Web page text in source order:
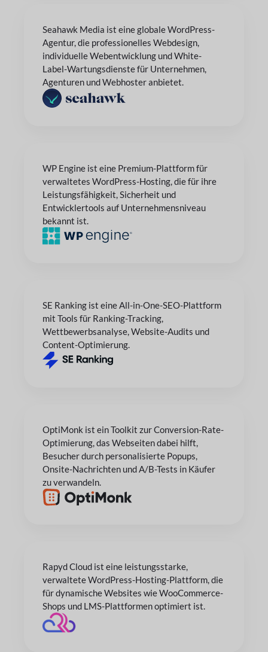
Seahawk Media ist eine globale WordPress-
Agentur, die professionelles Webdesign,
individuelle Webentwicklung und White-
Label-Wartungsdienste für Unternehmen,
Agenturen und Webhoster anbietet.
WP Engine ist eine Premium-Plattform für
verwaltetes WordPress-Hosting, die für ihre
Leistungsfähigkeit, Sicherheit und
Entwicklertools auf Unternehmensniveau
bekannt ist.
SE Ranking ist eine All-in-One-SEO-Plattform
mit Tools für Ranking-Tracking,
Wettbewerbsanalyse, Website-Audits und
Content-Optimierung.
OptiMonk ist ein Toolkit zur Conversion-Rate-
Optimierung, das Webseiten dabei hilft,
Besucher durch personalisierte Popups,
Onsite-Nachrichten und A/B-Tests in Käufer
zu verwandeln.
Rapyd Cloud ist eine leistungsstarke,
verwaltete WordPress-Hosting-Plattform, die
für dynamische Websites wie WooCommerce-
Shops und LMS-Plattformen optimiert ist.